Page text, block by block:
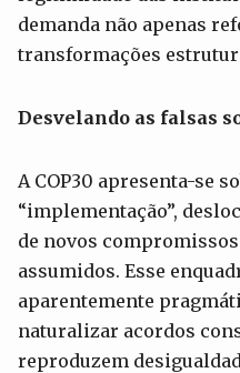
demanda não apenas
transformações
Desvelando as falsas
A COP30 apresenta-se
“implementação”,
de novos
assumidos. Esse
aparentemente
naturalizar acordos
reproduzem